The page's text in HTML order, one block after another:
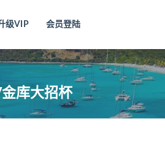
级VIP 会员登陆
库大招杯